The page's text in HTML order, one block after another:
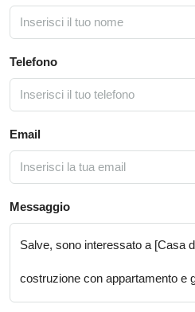
Telefono
Email
Messaggio